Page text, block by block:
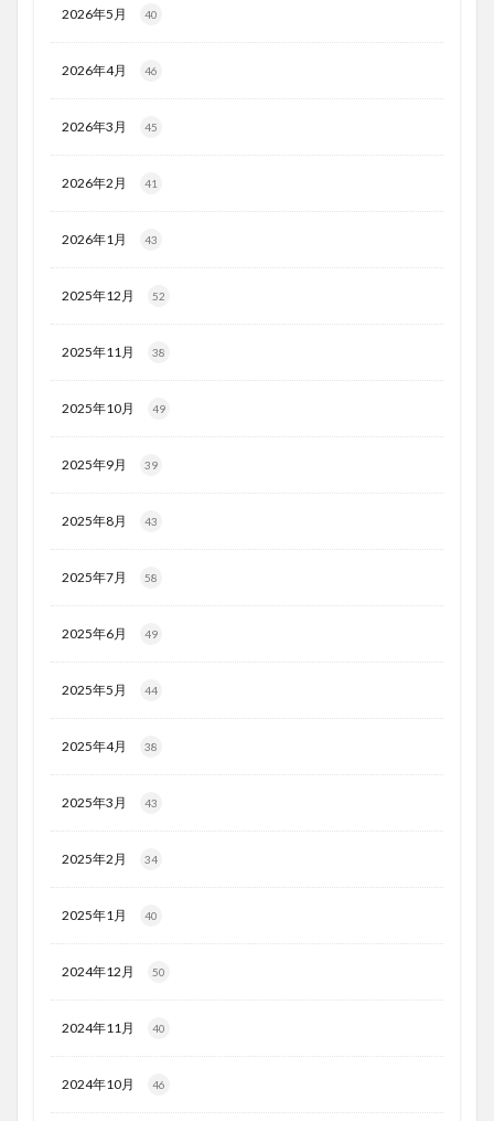
2026年5月 40
2026年4月 46
2026年3月 45
2026年2月 41
2026年1月 43
2025年12月 52
2025年11月 38
2025年10月 49
2025年9月 39
2025年8月 43
2025年7月 58
2025年6月 49
2025年5月 44
2025年4月 38
2025年3月 43
2025年2月 34
2025年1月 40
2024年12月 50
2024年11月 40
2024年10月 46